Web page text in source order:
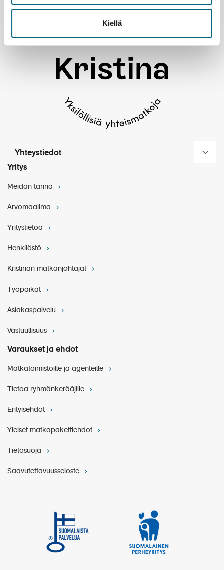
Kiellä
Yhteystiedot
Yritys
Meidän tarina
Arvomaailma
Yritystietoa
Henkilöstö
Kristinan matkanjohtajat
Työpaikat
Asiakaspalvelu
Vastuullisuus
Varaukset ja ehdot
Matkatoimistoille ja agenteille
Tietoa ryhmänkerääjille
Erityisehdot
Yleiset matkapakettiehdot
Tietosuoja
Saavutettavuusseloste